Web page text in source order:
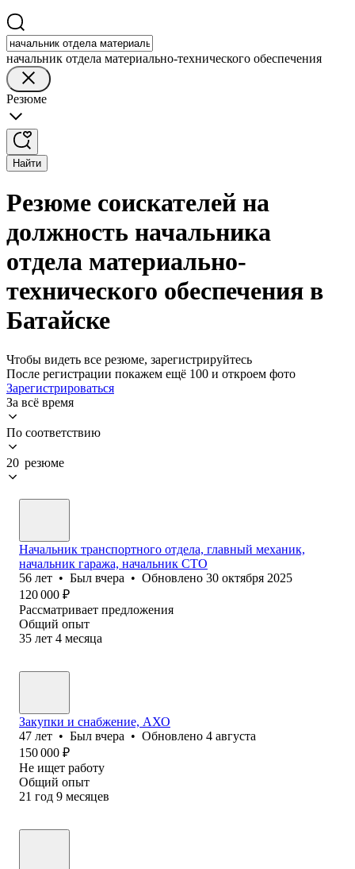
начальник отдела материально-технического обеспечения
Резюме
Найти
Резюме соискателей на
должность начальника
отдела материально-
технического обеспечения в
Батайске
Чтобы видеть все резюме, зарегистрируйтесь
После регистрации покажем ещё 100 и откроем фото
Зарегистрироваться
За всё время
По соответствию
20 резюме
Начальник транспортного отдела, главный механик,
начальник гаража, начальник СТО
56 лет • Был вчера • Обновлено 30 октября 2025
120 000 ₽
Рассматривает предложения
Общий опыт
35 лет 4 месяца
Закупки и снабжение, АХО
47 лет • Был вчера • Обновлено 4 августа
150 000 ₽
Не ищет работу
Общий опыт
21 год 9 месяцев